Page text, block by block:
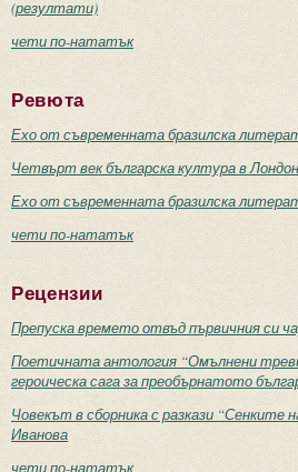
(резултати)
чети по-нататък
Ревюта
Ехо от съвременната бразилска
Четвърт век българска култура в Лондон
Ехо от съвременната бразилска
чети по-нататък
Рецензии
Препуска времето отвъд първичния си
Поетичната антология “Омълнени
героическа сага за преобърнатото
Човекът в сборника с разкази “Сенките
Иванова
чети по-нататък